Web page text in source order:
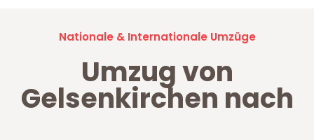
Nationale & Internationale Umzüge
Umzug von
Gelsenkirchen nach